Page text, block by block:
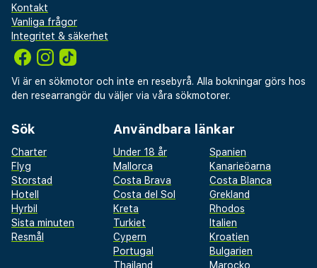
Kontakt
Vanliga frågor
Integritet & säkerhet
Vi är en sökmotor och inte en resebyrå. Alla bokningar görs hos
den researrangör du väljer via våra sökmotorer.
Sök
Charter
Flyg
Storstad
Hotell
Hyrbil
Sista minuten
Resmål
Användbara länkar
Under 18 år
Spanien
Mallorca
Kanarieöarna
Costa Brava
Costa Blanca
Costa del Sol
Grekland
Kreta
Rhodos
Turkiet
Italien
Cypern
Kroatien
Portugal
Bulgarien
Thailand
Marocko